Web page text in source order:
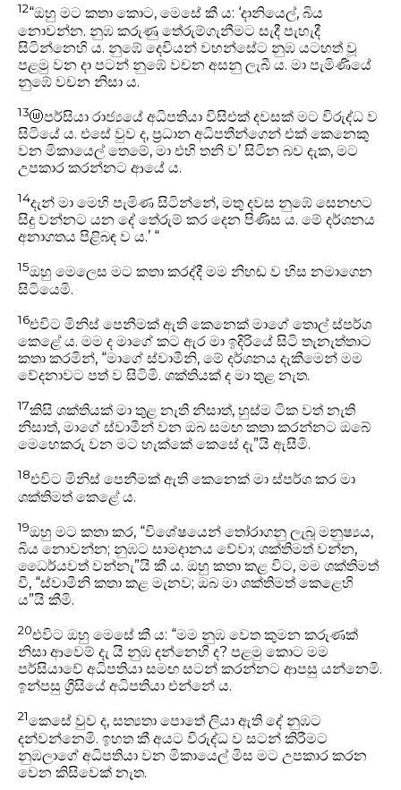
12“ඔහු මට කතා කොට, මෙසේ කී ය: ‘දානියෙල්, බිය
නොවන්න. නුඹ කරුණු තේරුම්ගැනීමට සැදී පැහැදී
සිටින්නෙහි ය. නුඹේ දෙවියන් වහන්සේට නුඹ යටහත් වූ
පළමු වන දා පටන් නුඹේ වචන අසනු ලැබී ය. මා පැමිණියේ
නුඹේ වචන නිසා ය.
13ⓦපර්සියා රාජ්‍යයේ අධිපතියා විසිඑක් දවසක් මට විරුද්ධ ව
සිටියේ ය. එසේ වුව ද, ප්‍රධාන අධිපතීන්ගෙන් එක් කෙනෙකු
වන මිකායෙල් තෙමේ, මා එහි තනි ව’ සිටින බව දැක, මට
උපකාර කරන්නට ආයේ ය.
14දැන් මා මෙහි පැමිණ සිටින්නේ, මතු දවස නුඹේ සෙනඟට
සිදු වන්නට යන දේ තේරුම් කර දෙන පිණිස ය. මේ දර්ශනය
අනාගතය පිළිබඳ ව ය.’ “
15ඔහු මෙලෙස මට කතා කරද්දී මම නිහඬ ව හිස නමාගෙන
සිටියෙමි.
16එවිට මිනිස් පෙනීමක් ඇති කෙනෙක් මාගේ තොල් ස්පර්ශ
කෙළේ ය. මම ද මාගේ කට ඇර මා ඉදිරියේ සිටි තැනැත්තාට
කතා කරමින්, “මාගේ ස්වාමීනි, මේ දර්ශනය දැකීමෙන් මම
වේදනාවට පත් ව සිටිමි. ශක්තියක් ද මා තුළ නැත.
17කිසි ශක්තියක් මා තුළ නැති නිසාත්, හුස්ම ටික වත් නැති
නිසාත්, මාගේ ස්වාමීන් වන ඔබ සමඟ කතා කරන්නට ඔබේ
මෙහෙකරු වන මට හැක්කේ කෙසේ දැ”යි ඇසීමි.
18එවිට මිනිස් පෙනීමක් ඇති කෙනෙක් මා ස්පර්ශ කර මා
ශක්තිමත් කෙළේ ය.
19ඔහු මට කතා කර, “විශේෂයෙන් තෝරාගනු ලැබූ මනුෂ්‍යය,
බිය නොවන්න; නුඹට සාමදානය වේවා; ශක්තිමත් වන්න,
ධෛර්යවත් වන්නැ”යි කී ය. ඔහු කතා කළ විට, මම ශක්තිමත්
වී, “ස්වාමීනි කතා කළ මැනව; ඔබ මා ශක්තිමත් කෙළෙහි
ය”යි කීමි.
20එවිට ඔහු මෙසේ කී ය: “මම නුඹ වෙත කුමන කරුණක්
නිසා ආවෙම් දැ යි නුඹ දන්නෙහි ද? පළමු කොට මම
පර්සියාවේ අධිපතියා සමඟ සටන් කරන්නට ආපසු යන්නෙමි.
ඉන්පසු ග්‍රීසියේ අධිපතියා එන්නේ ය.
21කෙසේ වුව ද, සත්‍යතා පොතේ ලියා ඇති දේ නුඹට
දන්වන්නෙමි. ඉහත කී අයට විරුද්ධ ව සටන් කිරීමට
නුඹලාගේ අධිපතියා වන මිකායෙල් මිස මට උපකාර කරන
වෙන කිසිවෙක් නැත.